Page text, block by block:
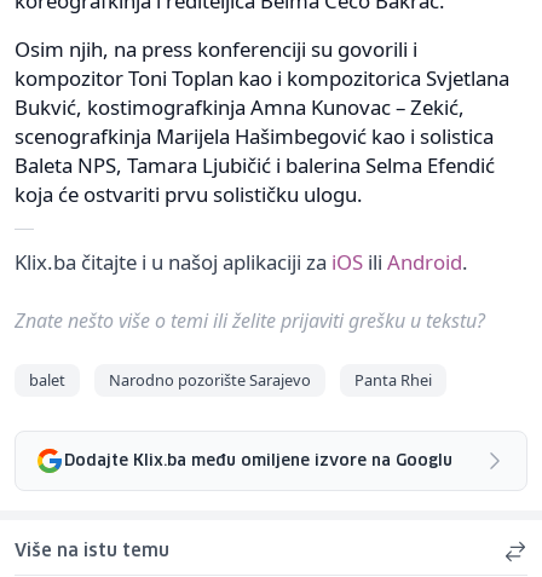
Osim njih, na press konferenciji su govorili i
kompozitor Toni Toplan kao i kompozitorica Svjetlana
Bukvić, kostimografkinja Amna Kunovac – Zekić,
scenografkinja Marijela Hašimbegović kao i solistica
Baleta NPS, Tamara Ljubičić i balerina Selma Efendić
koja će ostvariti prvu solističku ulogu.
Klix.ba čitajte i u našoj aplikaciji za iOS ili Android.
Znate nešto više o temi ili želite prijaviti grešku u tekstu?
balet Narodno pozorište Sarajevo Panta Rhei
Dodajte Klix.ba među omiljene izvore na Googlu
Više na istu temu